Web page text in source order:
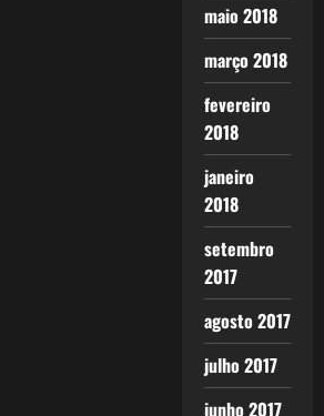
maio 2018
março 2018
fevereiro
2018
janeiro
2018
setembro
2017
agosto 2017
julho 2017
junho 2017